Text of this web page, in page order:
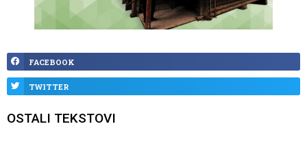
FACEBOOK
TWITTER
OSTALI TEKSTOVI